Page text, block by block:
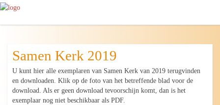
Samen Kerk 2019
U kunt hier alle exemplaren van Samen Kerk van 2019 terugvinden
en downloaden. Klik op de foto van het betreffende blad voor de
download. Als er geen download tevoorschijn komt, dan is het
exemplaar nog niet beschikbaar als PDF.